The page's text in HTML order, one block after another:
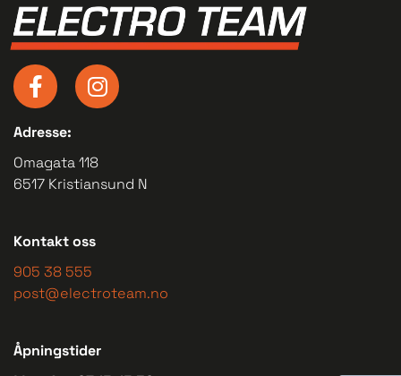
Adresse:
Omagata 118
6517 Kristiansund N
Kontakt oss
905 38 555
post@electroteam.no
Åpningstider